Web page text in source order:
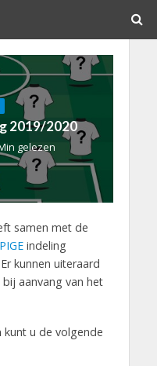
2019/2020
gelezen
samen met de
indeling
kunnen uiteraard
aanvang van het
u de volgende